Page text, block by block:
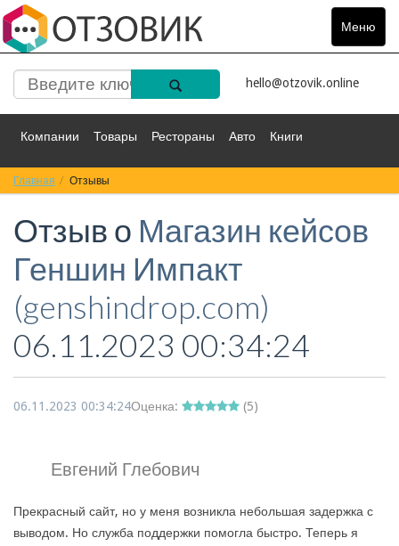
Меню
Toggle
hello@otzovik.online
Компании Товары Рестораны Авто Книги
Спорт Фильмы
Красота Здоровье Остальное
Главная Отзывы
Отзыв о Магазин кейсов
Геншин Импакт
(genshindrop.com)
06.11.2023 00:34:24
06.11.2023 00:34:24Оценка: (5)
Евгений Глебович
Прекрасный сайт, но у меня возникла небольшая задержка с
выводом. Но служба поддержки помогла быстро. Теперь я